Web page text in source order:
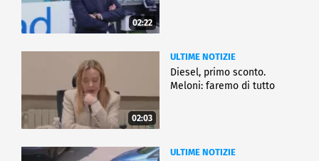
02:22
02:03
ULTIME NOTIZIE
Diesel, primo sconto.
Meloni: faremo di tutto
ULTIME NOTIZIE